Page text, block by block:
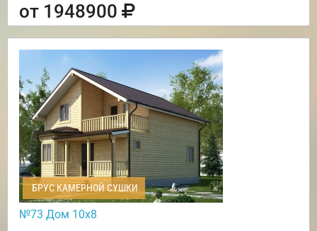
от 1948900
БРУС КАМЕРНОЙ СУШКИ
№73 Дом 10х8